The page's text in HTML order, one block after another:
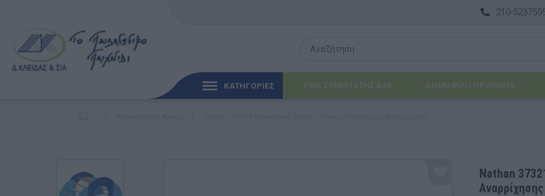
210-
ΚΑΤΗΓΟΡΙΕΣ ΓΙΝΕ ΣΥΝΕΡΓΑΤΗΣ B2B ΔΗΜΟΦΙΛΉ ΠΡΟΪΌΝΤΑ
Nathan
Αναρρίχησης